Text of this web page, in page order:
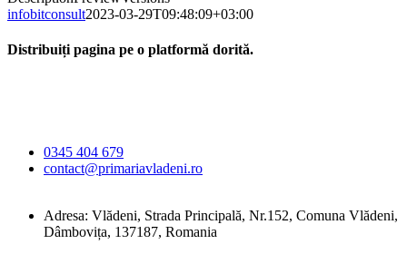
infobitconsult2023-03-29T09:48:09+03:00
Distribuiți pagina pe o platformă dorită.
0345 404 679
contact@primariavladeni.ro
Adresa: Vlădeni, Strada Principală, Nr.152, Comuna Vlădeni,
Dâmbovița, 137187, Romania